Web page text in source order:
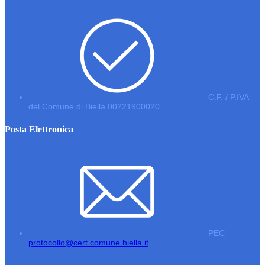
C.F. / P.IVA
del Comune di Biella 00221900020
Posta Elettronica
PEC
protocollo@cert.comune.biella.it